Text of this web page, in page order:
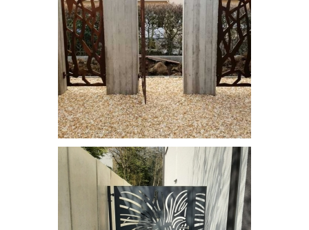
Séparation